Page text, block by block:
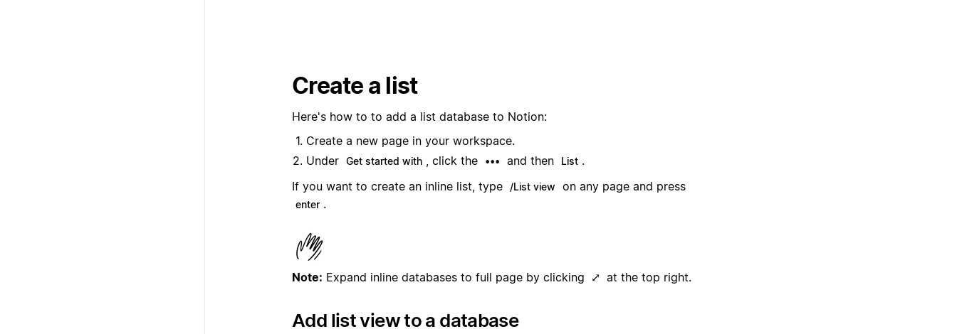
Create a list
Here's how to to add a list database to Notion:
Create a new page in your workspace.
Under Get started with , click the ••• and then List .
If you want to create an inline list, type
/List view on any page and press
enter .
Note: Expand inline databases to full page by clicking ⤢ at the top right.
Add list view to a database